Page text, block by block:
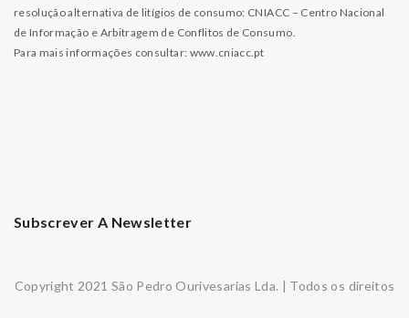
resolução alternativa de litígios de consumo: CNIACC – Centro Nacional
de Informação e Arbitragem de Conflitos de Consumo.
Para mais informações consultar: www.cniacc.pt
Subscrever A Newsletter
Copyright 2021 São Pedro Ourivesarias Lda. | Todos os direitos